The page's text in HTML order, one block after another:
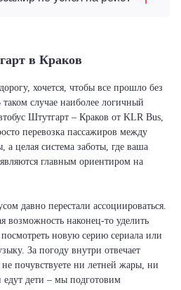
в Краков
хочется, чтобы все прошло без
случае наиболее логичный
Штутгарт – Краков от KLR Bus,
перевозка пассажиров между
целая система заботы, где ваша
главным ориентиром на
давно перестали ассоциироваться.
возможность наконец-то уделить
посмотреть новую серию сериала или
За погоду внутри отвечает
почувствуете ни летней жары, ни
едут дети – мы подготовим